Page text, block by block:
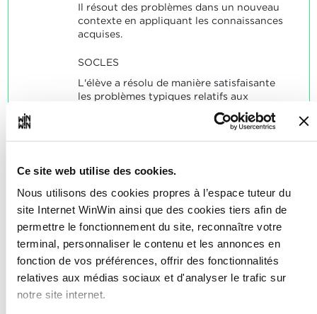
Ce site web utilise des cookies.
Nous utilisons des cookies propres à l’espace tuteur du
site Internet WinWin ainsi que des cookies tiers afin de
permettre le fonctionnement du site, reconnaître votre
terminal, personnaliser le contenu et les annonces en
fonction de vos préférences, offrir des fonctionnalités
relatives aux médias sociaux et d'analyser le trafic sur
notre site internet.
Il résout des problèmes dans un nouveau
contexte en appliquant les connaissances
acquises.
SOCLES
L'élève a résolu de manière satisfaisante
les problèmes typiques relatifs aux
2
L’élève est capable de mettre
en place la partie pratique de
l'épreuve intégrée
intermédiaire et de la mettre
en service.
Note maximale: 24